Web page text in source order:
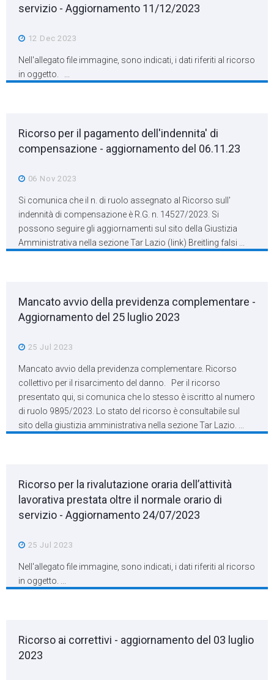
servizio - Aggiornamento 11/12/2023
12 Dec 2023
Nell'allegato file immagine, sono indicati, i dati riferiti al ricorso
in oggetto. ...
Ricorso per il pagamento dell'indennita' di
compensazione - aggiornamento del 06.11.23
06 Nov 2023
Si comunica che il n. di ruolo assegnato al Ricorso sull'
indennità di compensazione è R.G. n. 14527/2023. Si
possono seguire gli aggiornamenti sul sito della Giustizia
Amministrativa nella sezione Tar Lazio (link) Breitling falsi ...
Mancato avvio della previdenza complementare -
Aggiornamento del 25 luglio 2023
25 Jul 2023
Mancato avvio della previdenza complementare. Ricorso
collettivo per il risarcimento del danno. Per il ricorso
presentato qui, si comunica che lo stesso è iscritto al numero
di ruolo 9895/2023. Lo stato del ricorso è consultabile sul
sito della giustizia amministrativa nella sezione Tar Lazio. ...
Ricorso per la rivalutazione oraria dell’attività
lavorativa prestata oltre il normale orario di
servizio - Aggiornamento 24/07/2023
25 Jul 2023
Nell'allegato file immagine, sono indicati, i dati riferiti al ricorso
in oggetto. ...
Ricorso ai correttivi - aggiornamento del 03 luglio
2023